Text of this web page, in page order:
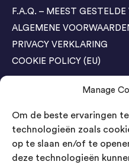
Manage
Om de beste ervaringen
technologieën zoals
op te slaan en/of te
deze technologieën
F.A.Q. – MEEST GESTELDE
ALGEMENE
PRIVACY VERKLARING
COOKIE POLICY (EU)
Agenda Trade Shows
04-05 November / SVG
Bestel GRATIS kaarten
Bestel GRATIS kaarten